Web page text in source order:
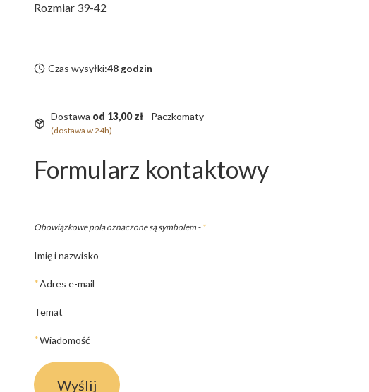
Rozmiar 39-42
Czas wysyłki:48 godzin
Dostawa od 13,00 zł - Paczkomaty
(dostawa w 24h)
Formularz kontaktowy
Obowiązkowe pola oznaczone są symbolem - *
Imię i nazwisko
*Adres e-mail
Temat
*Wiadomość
Wyślij